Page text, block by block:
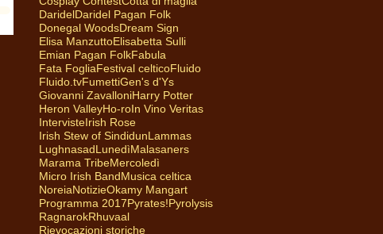
DaridelDaridel Pagan Folk
Donegal WoodsDream Sign
Elisa ManzuttoElisabetta Sulli
Emian Pagan FolkFabula
Fata FogliaFestival celticoFluido
Fluido.tvFumettiGen's d'Ys
Giovanni ZavalloniHarry Potter
Heron ValleyHo-roIn Vino Veritas
IntervisteIrish Rose
Irish Stew of SindidunLammas
LughnasadLunedìMalasaners
Marama TribeMercoledì
Micro Irish BandMusica celtica
NoreiaNotizieOkamy Mangart
Programma 2017Pyrates!Pyrolysis
RagnarokRhuvaal
Rievocazioni storiche